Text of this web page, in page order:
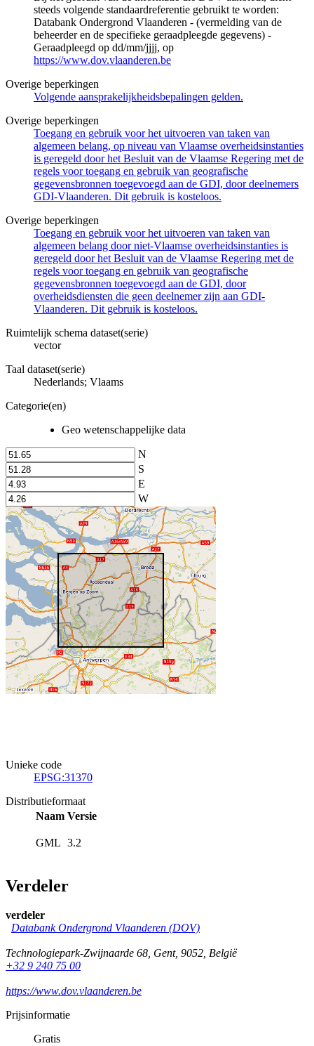
steeds volgende standaardreferentie gebruikt te worden:
Databank Ondergrond Vlaanderen - (vermelding van de
beheerder en de specifieke geraadpleegde gegevens) -
Geraadpleegd op dd/mm/jjjj, op
https://www.dov.vlaanderen.be
Overige beperkingen
Volgende aansprakelijkheidsbepalingen gelden.
Overige beperkingen
Toegang en gebruik voor het uitvoeren van taken van
algemeen belang, op niveau van Vlaamse overheidsinstanties
is geregeld door het Besluit van de Vlaamse Regering met de
regels voor toegang en gebruik van geografische
gegevensbronnen toegevoegd aan de GDI, door deelnemers
GDI-Vlaanderen. Dit gebruik is kosteloos.
Overige beperkingen
Toegang en gebruik voor het uitvoeren van taken van
algemeen belang door niet-Vlaamse overheidsinstanties is
geregeld door het Besluit van de Vlaamse Regering met de
regels voor toegang en gebruik van geografische
gegevensbronnen toegevoegd aan de GDI, door
overheidsdiensten die geen deelnemer zijn aan GDI-
Vlaanderen. Dit gebruik is kosteloos.
Ruimtelijk schema dataset(serie)
vector
Taal dataset(serie)
Nederlands; Vlaams
Categorie(en)
Geo wetenschappelijke data
N
S
E
W
Unieke code
EPSG:31370
Distributieformaat
Naam Versie
GML 3.2
Verdeler
verdeler
Databank Ondergrond Vlaanderen (DOV)
Technologiepark-Zwijnaarde 68, Gent, 9052, België
+32 9 240 75 00
https://www.dov.vlaanderen.be
Prijsinformatie
Gratis